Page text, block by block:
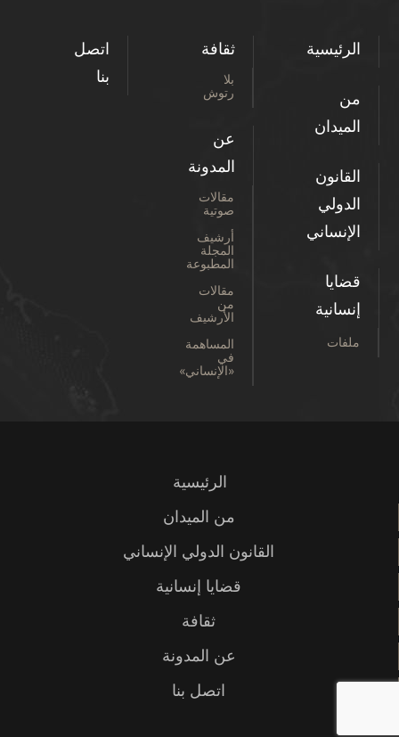
الرئيسية
من
الميدان
القانون
الدولي
الإنساني
قضايا
إنسانية
ملفات
ثقافة
بلا
رتوش
عن
المدونة
مقالات
صوتية
أرشيف
المجلة
المطبوعة
مقالات
من
الأرشيف
المساهمة
في
«الإنساني»
اتصل
بنا
الرئيسية
من الميدان
القانون الدولي الإنساني
قضايا إنسانية
ثقافة
عن المدونة
اتصل بنا